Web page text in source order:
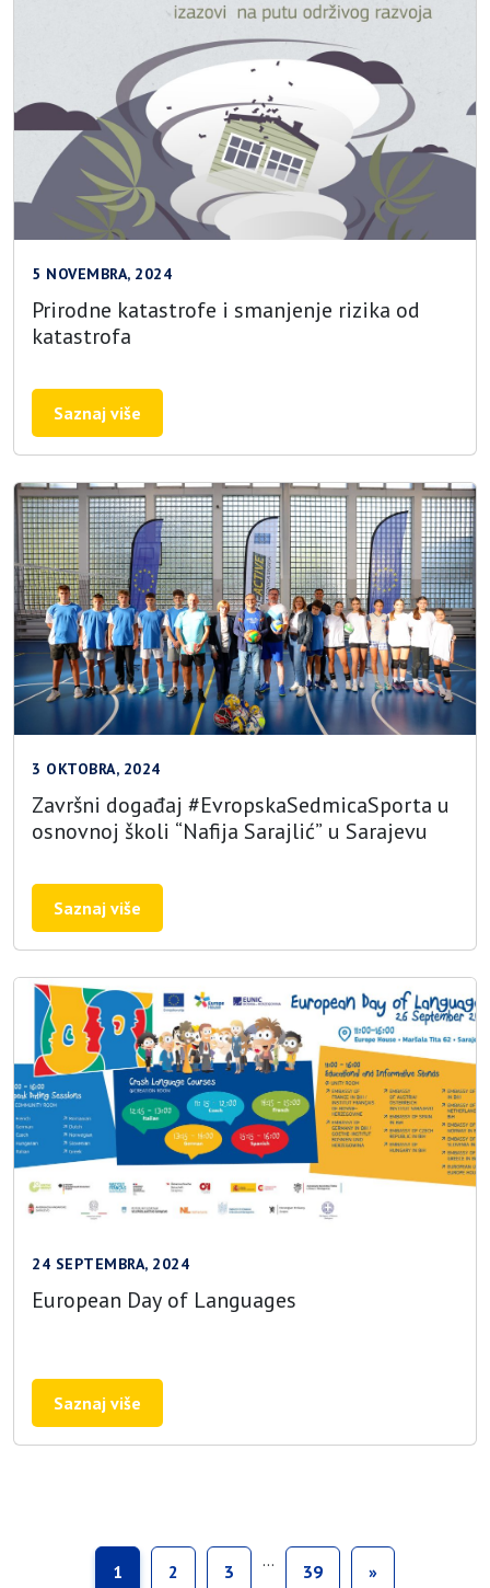
5 NOVEMBRA, 2024
Prirodne katastrofe i smanjenje rizika od
katastrofa
Saznaj više
3 OKTOBRA, 2024
Završni događaj #EvropskaSedmicaSporta u
osnovnoj školi “Nafija Sarajlić” u Sarajevu
Saznaj više
24 SEPTEMBRA, 2024
European Day of Languages
Saznaj više
1 2 3
…
39 »